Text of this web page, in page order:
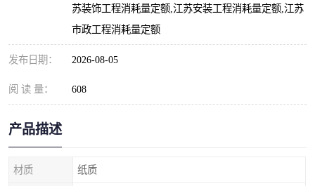
苏装饰工程消耗量定额,江苏安装工程消耗量定额,江苏
市政工程消耗量定额
发布日期： 2026-08-05
阅 读 量： 608
产品描述
材质 纸质
冶金工业建设工程预算定
额
电子工程概预算定额
内河航运工程概预算定额
疏浚工程预算定额
吉林建设工程计价定额